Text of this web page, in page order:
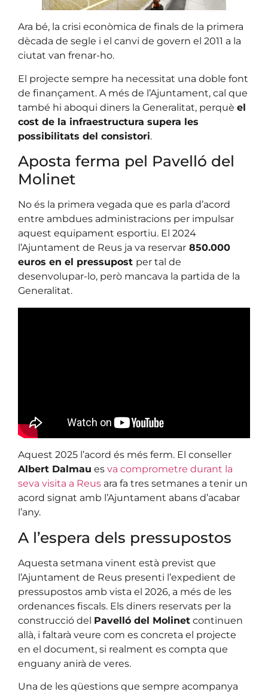
Ara bé, la crisi econòmica de finals de la primera
dècada de segle i el canvi de govern el 2011 a la
ciutat van frenar-ho.
El projecte sempre ha necessitat una doble font
de finançament. A més de l’Ajuntament, cal que
també hi aboqui diners la Generalitat, perquè el
cost de la infraestructura supera les
possibilitats del consistori.
Aposta ferma pel Pavelló del
Molinet
No és la primera vegada que es parla d’acord
entre ambdues administracions per impulsar
aquest equipament esportiu. El 2024
l’Ajuntament de Reus ja va reservar 850.000
euros en el pressupost per tal de
desenvolupar-lo, però mancava la partida de la
Generalitat.
Aquest 2025 l’acord és més ferm. El conseller
Albert Dalmau es va comprometre durant la
seva visita a Reus ara fa tres setmanes a tenir un
acord signat amb l’Ajuntament abans d’acabar
l’any.
A l’espera dels pressupostos
Aquesta setmana vinent està previst que
l’Ajuntament de Reus presenti l’expedient de
pressupostos amb vista el 2026, a més de les
ordenances fiscals. Els diners reservats per la
construcció del Pavelló del Molinet continuen
allà, i faltarà veure com es concreta el projecte
en el document, si realment es compta que
enguany anirà de veres.
Una de les qüestions que sempre acompanya